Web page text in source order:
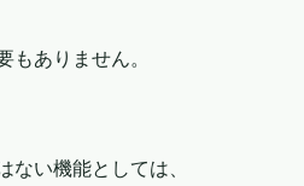
ありません。
い機能としては、